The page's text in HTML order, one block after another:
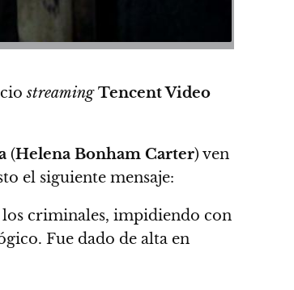
streaming Tencent Video
(Helena Bonham Carter) ven
el siguiente mensaje:
criminales, impidiendo con
Fue dado de alta en